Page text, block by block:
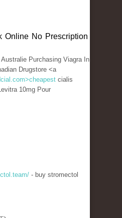
Online No Prescription
Purchasing Viagra In
Drugstore <a
cialis
10mg Pour
- buy stromectol